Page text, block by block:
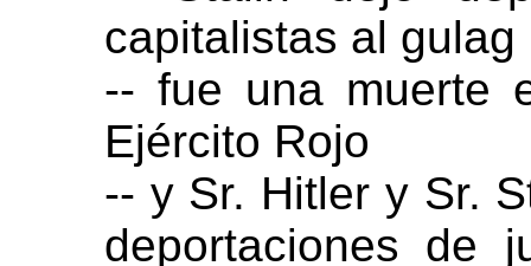
capitalistas al gulag
-- fue una muerte
Ejército Rojo
-- y Sr. Hitler y Sr.
deportaciones de